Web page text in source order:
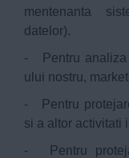
mentenanta
datelor).
- Pentru analiza
ului nostru,
- Pentru
si a altor activitati
- Pentru